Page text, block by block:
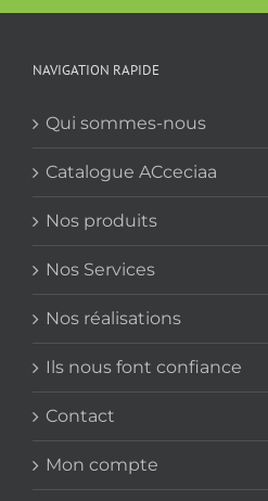
variations.
être
sur
la
du
NAVIGATION RAPIDE
Qui sommes-nous
Catalogue ACceciaa
Nos produits
Nos Services
Nos réalisations
Ils nous font confiance
Contact
Mon compte